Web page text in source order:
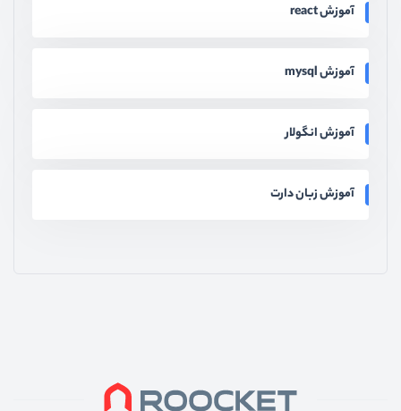
آموزش react
آموزش mysql
آموزش انگولار
آموزش زبان دارت